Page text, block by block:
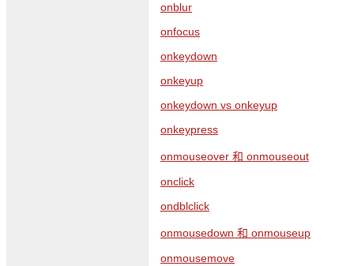
onblur
onfocus
onkeydown
onkeyup
onkeydown vs onkeyup
onkeypress
onmouseover 和 onmouseout
onclick
ondblclick
onmousedown 和 onmouseup
onmousemove